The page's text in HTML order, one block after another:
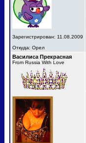
Зарегистрирован: 11.08.2009
Откуда: Орел
Василиса Прекрасная
From Russia With Love